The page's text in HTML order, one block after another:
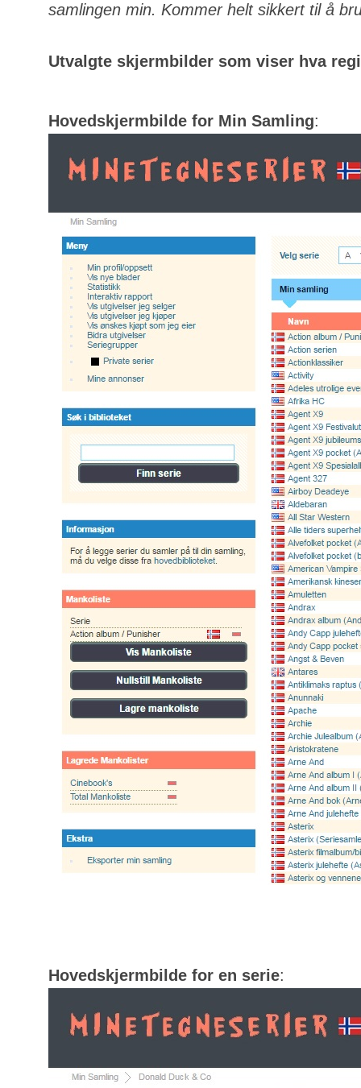
samlingen min. Kommer helt sikkert til å
Utvalgte skjermbilder som viser hva
Hovedskjermbilde for Min Samling:
Hovedskjermbilde for en serie: